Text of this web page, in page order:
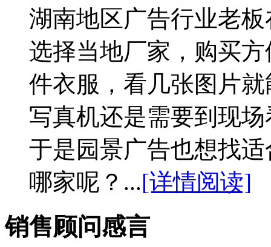
湖南地区广告行业老
选择当地厂家，购买
件衣服，看几张图片
写真机还是需要到现
于是园景广告也想找
哪家呢？...[详情阅读]
销售顾问感言